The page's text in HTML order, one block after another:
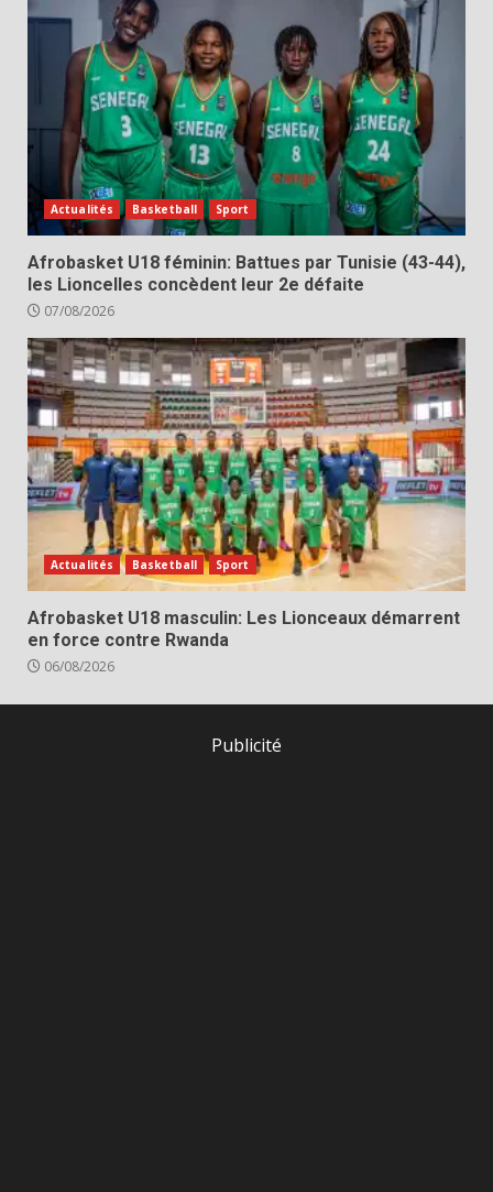
Actualités Basketball Sport
Afrobasket U18 féminin: Battues par Tunisie (43-44),
les Lioncelles concèdent leur 2e défaite
07/08/2026
Actualités Basketball Sport
Afrobasket U18 masculin: Les Lionceaux démarrent
en force contre Rwanda
06/08/2026
Publicité